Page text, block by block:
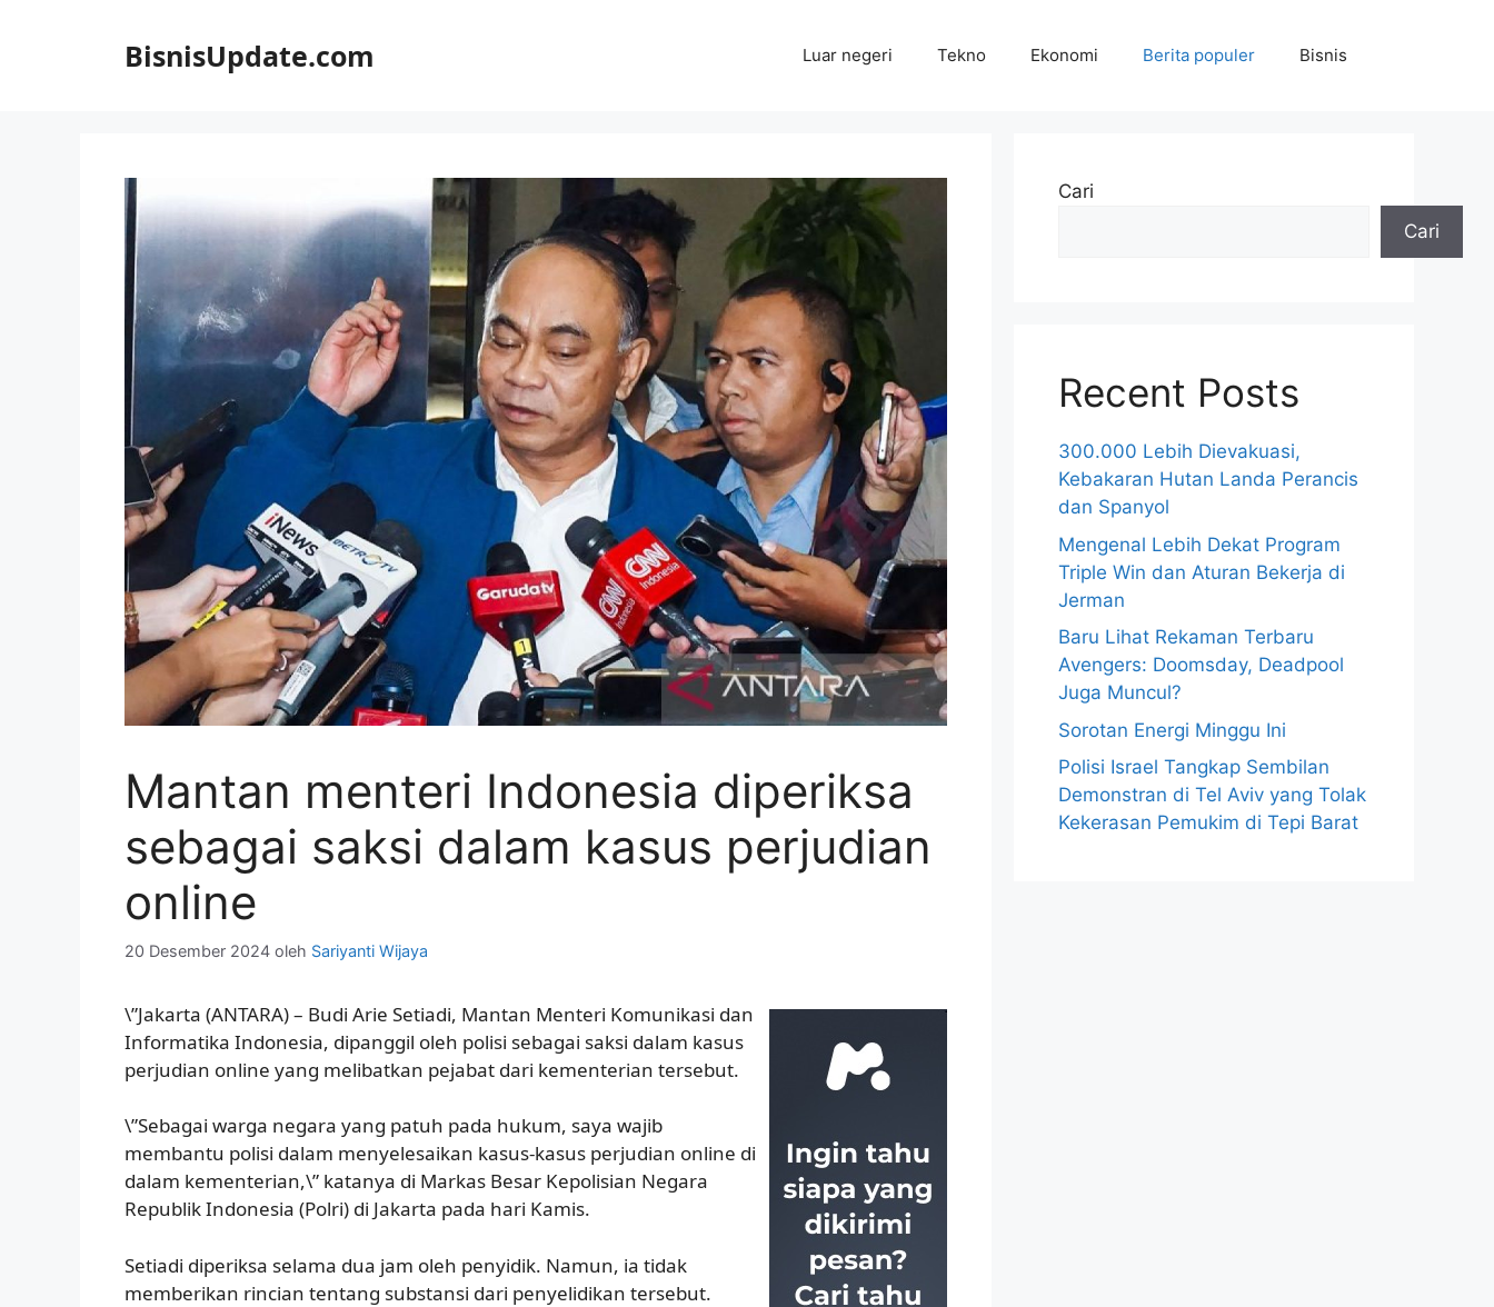
BisnisUpdate.com Luar negeri Tekno Ekonomi Berita populer Bisnis
Mantan menteri Indonesia diperiksa
sebagai saksi dalam kasus perjudian
online
20 Desember 2024 oleh Sariyanti Wijaya
\”Jakarta (ANTARA) – Budi Arie Setiadi, Mantan Menteri Komunikasi dan
Informatika Indonesia, dipanggil oleh polisi sebagai saksi dalam kasus
perjudian online yang melibatkan pejabat dari kementerian tersebut.
\”Sebagai warga negara yang patuh pada hukum, saya wajib
membantu polisi dalam menyelesaikan kasus-kasus perjudian online di
dalam kementerian,\” katanya di Markas Besar Kepolisian Negara
Republik Indonesia (Polri) di Jakarta pada hari Kamis.
Setiadi diperiksa selama dua jam oleh penyidik. Namun, ia tidak
memberikan rincian tentang substansi dari penyelidikan tersebut.
Cari
Cari
Recent Posts
300.000 Lebih Dievakuasi,
Kebakaran Hutan Landa Perancis
dan Spanyol
Mengenal Lebih Dekat Program
Triple Win dan Aturan Bekerja di
Jerman
Baru Lihat Rekaman Terbaru
Avengers: Doomsday, Deadpool
Juga Muncul?
Sorotan Energi Minggu Ini
Polisi Israel Tangkap Sembilan
Demonstran di Tel Aviv yang Tolak
Kekerasan Pemukim di Tepi Barat